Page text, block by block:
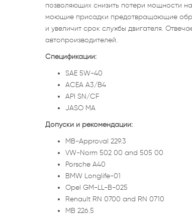
позволяющих снизить потери мощности
моющие присадки предотвращающие
и увеличит срок службы двигателя.
автопроизводителей.
Спецификации:
SAE 5W-40
ACEA A3/B4
API SN/CF
JASO MA
Допуски и рекомендации:
MB-Approval 229.3
VW-Norm 502 00 and 505 00
Porsche A40
BMW Longlife-01
Opel GM-LL-B-025
Renault RN 0700 and RN 0710
MB 226.5